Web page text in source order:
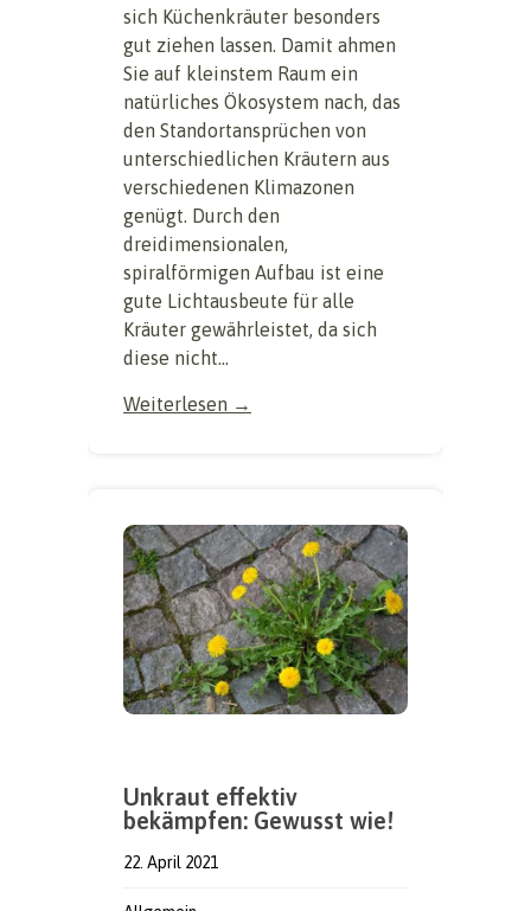
sich Küchenkräuter besonders
gut ziehen lassen. Damit ahmen
Sie auf kleinstem Raum ein
natürliches Ökosystem nach, das
den Standortansprüchen von
unterschiedlichen Kräutern aus
verschiedenen Klimazonen
genügt. Durch den
dreidimensionalen,
spiralförmigen Aufbau ist eine
gute Lichtausbeute für alle
Kräuter gewährleistet, da sich
diese nicht...
Weiterlesen →
Unkraut effektiv
bekämpfen: Gewusst wie!
22. April 2021